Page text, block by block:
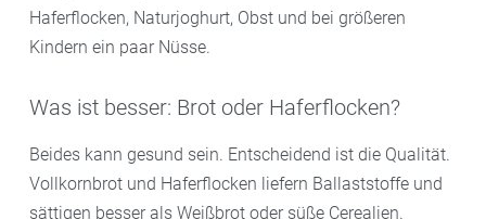
Haferflocken, Naturjoghurt, Obst und bei größeren
Kindern ein paar Nüsse.
Was ist besser: Brot oder Haferflocken?
Beides kann gesund sein. Entscheidend ist die Qualität.
Vollkornbrot und Haferflocken liefern Ballaststoffe und
sättigen besser als Weißbrot oder süße Cerealien.